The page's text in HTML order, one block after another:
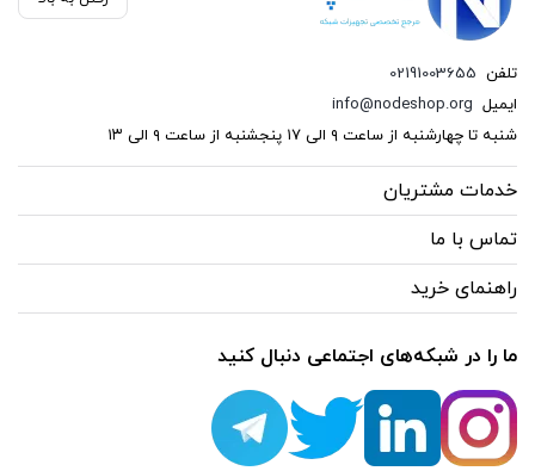
تلفن 02191003655
ایمیل info@nodeshop.org
شنبه تا چهارشنبه از ساعت ۹ الی ۱۷ پنجشنبه از ساعت ۹ الی ۱۳
خدمات مشتریان
تماس با ما
راهنمای خرید
ما را در شبکه‌های اجتماعی دنبال کنید